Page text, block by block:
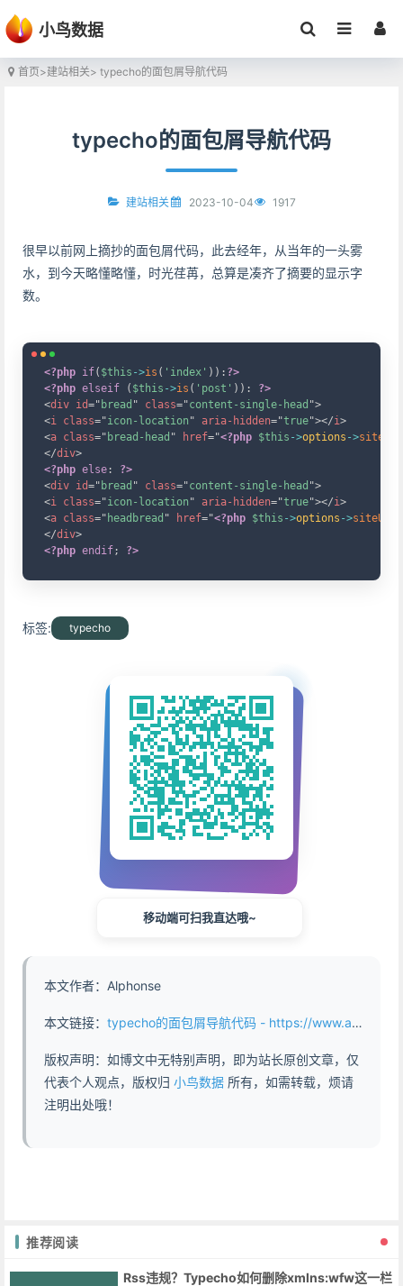
小鸟数据
首页>建站相关> typecho的面包屑导航代码
typecho的面包屑导航代码
建站相关 2023-10-04 1917
很早以前网上摘抄的面包屑代码，此去经年，从当年的一头雾
水，到今天略懂略懂，时光荏苒，总算是凑齐了摘要的显示字
数。
<?php if( $this ->is ( 'index' ) ) : ?>
<?php elseif ( $this ->is ( 'post' ) ) :
?>
<div id=" bread " class="content-single-head ">
<i class="icon-location " aria-hidden="true"></i>
<a class=" bread-head " href="<?php $this ->options ->siteUrl
</div>
<?php else :
?>
<div id=" bread " class="content-single-head ">
<i class="icon-location " aria-hidden="true"></i>
<a class=" headbread " href="<?php $this ->options ->siteUrl
</div>
<?php endif; ?>
标签: typecho
移动端可扫我直达哦~
本文作者：Alphonse
本文链接： typecho的面包屑导航代码 - https://www.abddb.com/bread_nav_code_of_typecho.html
版权声明：如博文中无特别声明，即为站长原创文章，仅
代表个人观点，版权归 小鸟数据 所有，如需转载，烦请
注明出处哦！
推荐阅读
Rss违规？Typecho如何删除xmlns:wfw这一栏